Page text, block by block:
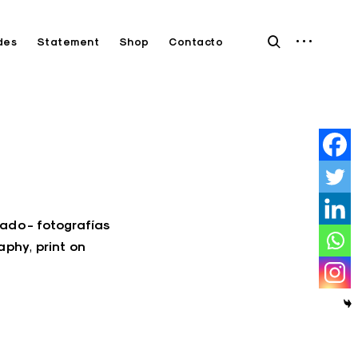
Statement Shop Contacto
open
open
- fotografías
, print on